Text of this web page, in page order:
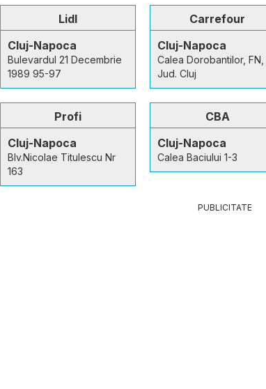
Lidl
Cluj-Napoca
Bulevardul 21 Decembrie
1989 95-97
Carrefour
Cluj-Napoca
Calea Dorobantilor, FN, ,
Jud. Cluj
Profi
Cluj-Napoca
Blv.Nicolae Titulescu Nr
163
CBA
Cluj-Napoca
Calea Baciului 1-3
PUBLICITATE